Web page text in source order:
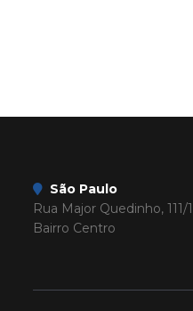
São Paulo
Rua Major Quedinho, 111/
Bairro Centro